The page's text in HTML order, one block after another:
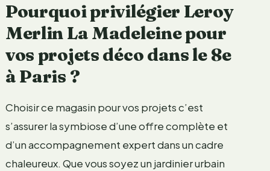
Pourquoi privilégier Leroy
Merlin La Madeleine pour
vos projets déco dans le 8e
à Paris ?
Choisir ce magasin pour vos projets c’est
s’assurer la symbiose d’une offre complète et
d’un accompagnement expert dans un cadre
chaleureux. Que vous soyez un jardinier urbain